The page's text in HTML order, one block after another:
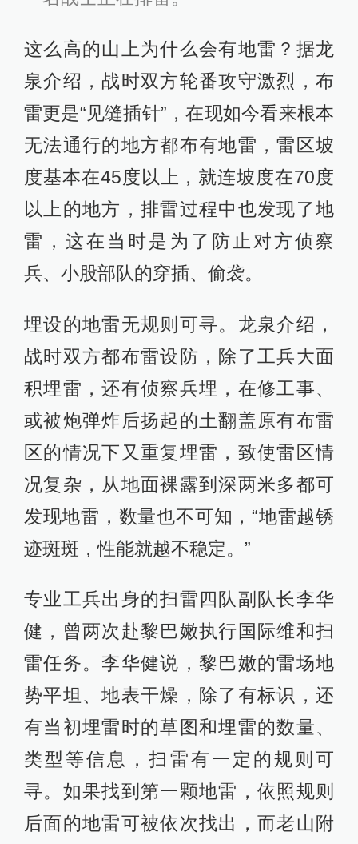
这么高的山上为什么会有地雷？据龙
泉介绍，战时双方轮番攻守激烈，布
雷更是“见缝插针”，在现如今看来根本
无法通行的地方都布有地雷，雷区坡
度基本在45度以上，就连坡度在70度
以上的地方，排雷过程中也发现了地
雷，这在当时是为了防止对方侦察
兵、小股部队的穿插、偷袭。
埋设的地雷无规则可寻。龙泉介绍，
战时双方都布雷设防，除了工兵大面
积埋雷，还有侦察兵埋，在修工事、
或被炮弹炸后扬起的土翻盖原有布雷
区的情况下又重复埋雷，致使雷区情
况复杂，从地面裸露到深两米多都可
发现地雷，数量也不可知，“地雷越锈
迹斑斑，性能就越不稳定。”
专业工兵出身的扫雷四队副队长李华
健，曾两次赴黎巴嫩执行国际维和扫
雷任务。李华健说，黎巴嫩的雷场地
势平坦、地表干燥，除了有标识，还
有当初埋雷时的草图和埋雷的数量、
类型等信息，扫雷有一定的规则可
寻。如果找到第一颗地雷，依照规则
后面的地雷可被依次找出，而老山附